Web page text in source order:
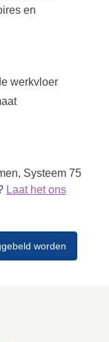
en
werkvloer
Systeem 75
Laat het ons
worden